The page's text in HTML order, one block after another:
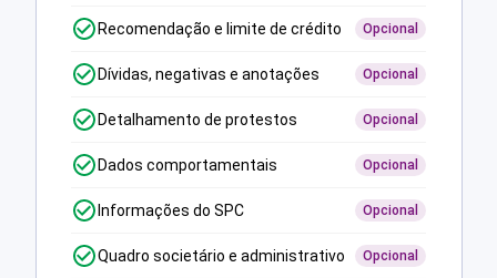
Recomendação e limite de crédito Opcional
Dívidas, negativas e anotações Opcional
Detalhamento de protestos Opcional
Dados comportamentais Opcional
Informações do SPC Opcional
Quadro societário e administrativo Opcional